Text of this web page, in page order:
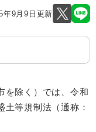
年9月9日更新
を除く）では、令和
土等規制法（通称：